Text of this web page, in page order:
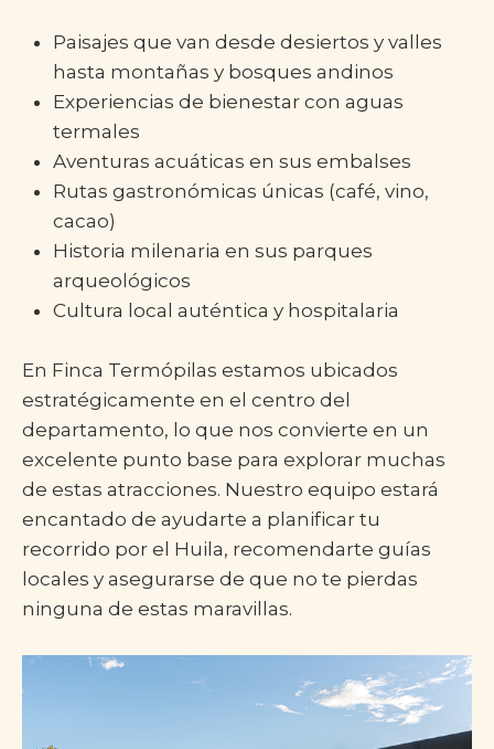
Paisajes que van desde desiertos y valles
hasta montañas y bosques andinos
Experiencias de bienestar con aguas
termales
Aventuras acuáticas en sus embalses
Rutas gastronómicas únicas (café, vino,
cacao)
Historia milenaria en sus parques
arqueológicos
Cultura local auténtica y hospitalaria
En Finca Termópilas estamos ubicados
estratégicamente en el centro del
departamento, lo que nos convierte en un
excelente punto base para explorar muchas
de estas atracciones. Nuestro equipo estará
encantado de ayudarte a planificar tu
recorrido por el Huila, recomendarte guías
locales y asegurarse de que no te pierdas
ninguna de estas maravillas.